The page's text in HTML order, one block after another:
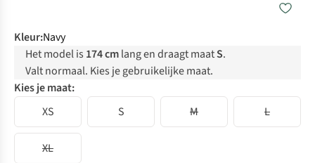
Kleur:Navy
Het model is 174 cmlang en draagt maatS.
Valt normaal. Kies je gebruikelijke maat.
Kies je maat:
XS
S M L
XL